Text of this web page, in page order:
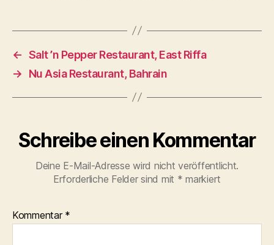
← Salt ’n Pepper Restaurant, East Riffa
→
Nu Asia Restaurant, Bahrain
Schreibe einen Kommentar
Deine E-Mail-Adresse wird nicht veröffentlicht.
Erforderliche Felder sind mit * markiert
Kommentar *